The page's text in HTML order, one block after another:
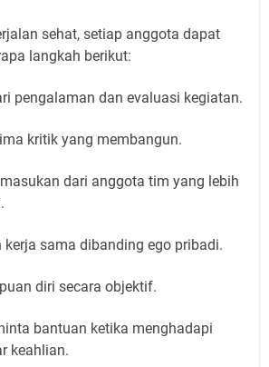
sehat, setiap anggota dapat
langkah berikut:
pengalaman dan evaluasi kegiatan.
kritik yang membangun.
dari anggota tim yang lebih
sama dibanding ego pribadi.
diri secara objektif.
bantuan ketika menghadapi
keahlian.